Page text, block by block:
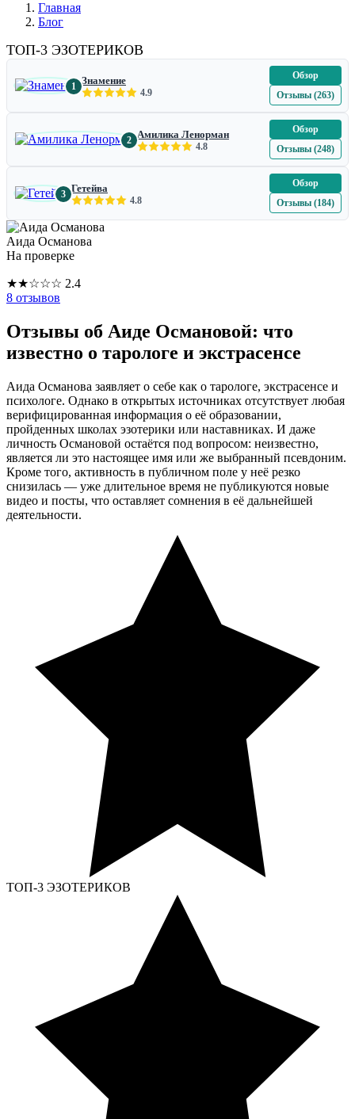
Главная
Блог
ТОП-3 ЭЗОТЕРИКОВ
1 Знамение
4.9
Обзор
Отзывы (263)
2 Амилика Ленорман
4.8
Обзор
Отзывы (248)
3 Гетейва
4.8
Обзор
Отзывы (184)
Аида Османова
На проверке
★★☆☆☆ 2.4
8 отзывов
Отзывы об Аиде Османовой: что
известно о тарологе и экстрасенсе
Аида Османова заявляет о себе как о тарологе, экстрасенсе и
психологе. Однако в открытых источниках отсутствует любая
верифицированная информация о её образовании,
пройденных школах эзотерики или наставниках. И даже
личность Османовой остаётся под вопросом: неизвестно,
является ли это настоящее имя или же выбранный псевдоним.
Кроме того, активность в публичном поле у неё резко
снизилась — уже длительное время не публикуются новые
видео и посты, что оставляет сомнения в её дальнейшей
деятельности.
ТОП-3 ЭЗОТЕРИКОВ